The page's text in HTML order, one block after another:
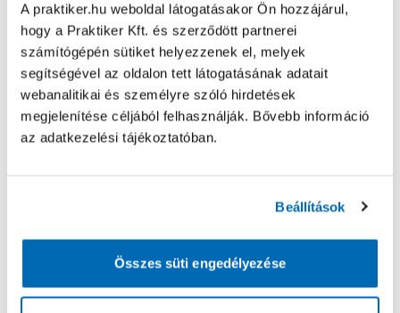
A praktiker.hu weboldal látogatásakor Ön hozzájárul,
hogy a Praktiker Kft. és szerződött partnerei
számítógépén sütiket helyezzenek el, melyek
segítségével az oldalon tett látogatásának adatait
webanalitikai és személyre szóló hirdetések
megjelenítése céljából felhasználják. Bővebb információ
az adatkezelési tájékoztatóban.
Beállítások
Összes süti engedélyezése
Oldal újratöltése